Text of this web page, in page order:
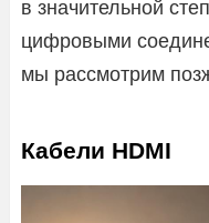
в значительной
цифровыми
мы рассмотрим
Кабели HDMI